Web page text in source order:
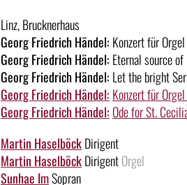
Linz, Brucknerhaus
Georg Friedrich Händel: Konzert für
Georg Friedrich Händel: Eternal source
Georg Friedrich Händel: Let the bright
Georg Friedrich Händel: Konzert für
Georg Friedrich Händel: Ode for St.
Martin HaselböckDirigent
Martin HaselböckDirigentOrgel
Sunhae ImSopran